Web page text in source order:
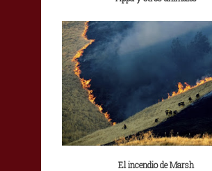
El incendio de Marsh